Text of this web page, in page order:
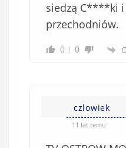
siedzą C****ki
przechodniów.
0 0
czlowiek
11 lat temu